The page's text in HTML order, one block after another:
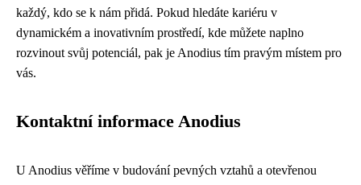
každý, kdo se k nám přidá. Pokud hledáte kariéru v
dynamickém a inovativním prostředí, kde můžete naplno
rozvinout svůj potenciál, pak je Anodius tím pravým místem pro
vás.
Kontaktní informace Anodius
U Anodius věříme v budování pevných vztahů a otevřenou